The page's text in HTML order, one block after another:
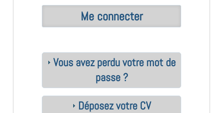
Vous avez perdu votre mot de
passe ?
Déposez votre CV